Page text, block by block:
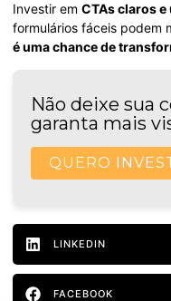
Investir em CTAs claros
formulários fáceis podem
é uma chance de
Não deixe sua
garanta mais
QUERO
LINKEDIN
FACEBOOK